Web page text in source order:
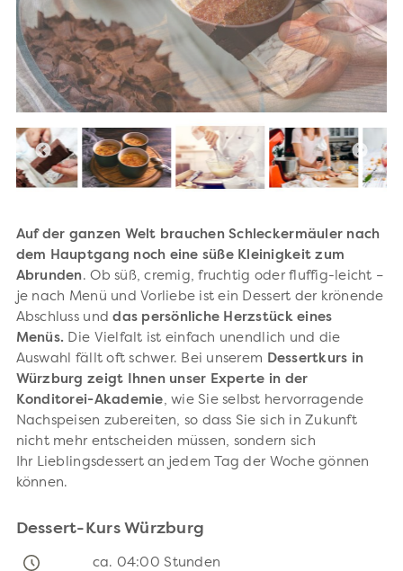
Auf der ganzen Welt brauchen Schleckermäuler nach
dem Hauptgang noch eine süße Kleinigkeit zum
Abrunden. Ob süß, cremig, fruchtig oder fluffig-leicht –
je nach Menü und Vorliebe ist ein Dessert der krönende
Abschluss unddas persönliche Herzstück eines
Menüs. Die Vielfalt ist einfach unendlich und die
Auswahl fällt oft schwer. Bei unserem Dessertkurs in
Würzburg zeigt Ihnen unser Experte in der
Konditorei-Akademie, wie Sie selbst hervorragende
Nachspeisen zubereiten, so dass Sie sich in Zukunft
nicht mehr entscheiden müssen, sondern sich
Ihr Lieblingsdessert an jedem Tag der Woche gönnen
können.
Dessert-Kurs Würzburg
ca. 04:00 Stunden